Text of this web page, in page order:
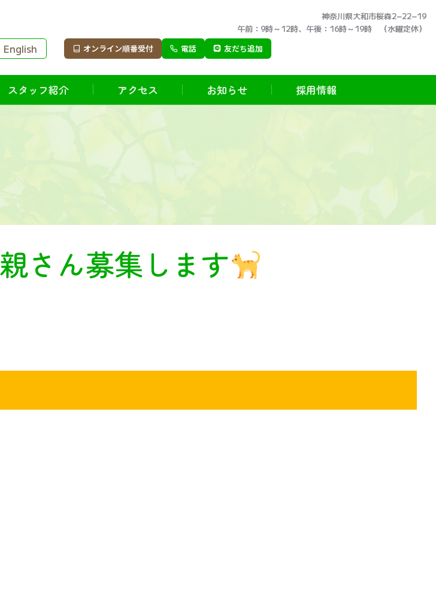
神奈川県大和市桜森2−22−19
午前：9時～12時、午後：16時～19時 （水曜定休）
English オンライン順番受付 電話 友だち追加
スタッフ紹介 アクセス お知らせ 採用情報
さん募集します